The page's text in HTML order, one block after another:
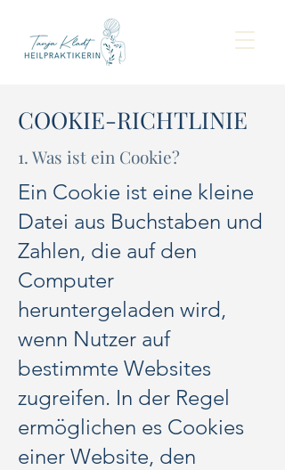
COOKIE-RICHTLINIE
1. Was ist ein Cookie?
Ein Cookie ist eine kleine
Datei aus Buchstaben und
Zahlen, die auf den
Computer
heruntergeladen wird,
wenn Nutzer auf
bestimmte Websites
zugreifen. In der Regel
ermöglichen es Cookies
einer Website, den